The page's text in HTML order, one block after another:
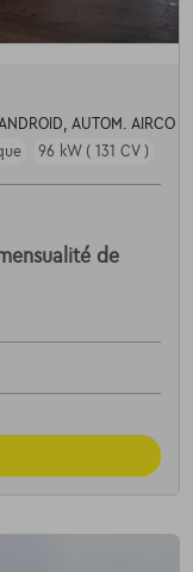
AUTOM. AIRCO
96 kW ( 131 CV )
de